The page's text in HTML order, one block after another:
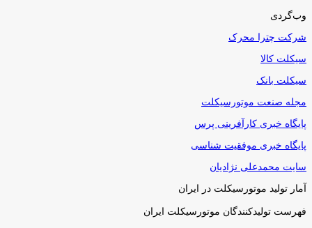
وب‌گردی
شرکت چترا محرک
سیکلت کالا
سیکلت بانک
مجله صنعت موتورسیکلت
پایگاه خبری کارآفرینی پرس
پایگاه خبری موفقیت شناسی
سایت محمدعلی نژادیان
آمار تولید موتورسیکلت در ایران
فهرست تولیدکنندگان موتورسیکلت ایران